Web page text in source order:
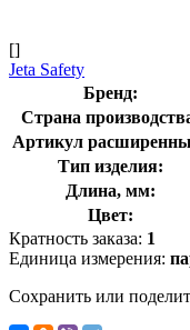
[]
Jeta Safety
Бренд:
Страна
Артикул
Тип изделия:
Длина, мм:
Цвет:
Кратность заказа: 1
Единица измерения:
Сохранить или